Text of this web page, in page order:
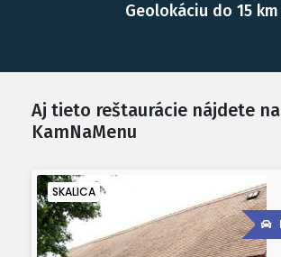
Geolokáciu do 15 km
Aj tieto reštaurácie nájdete na
KamNaMenu
SKALICA